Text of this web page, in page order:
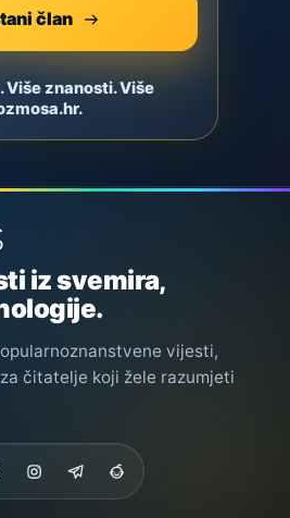
član
Više znanosti. Više
iz svemira,
vijesti,
čitatelje koji žele razumjeti